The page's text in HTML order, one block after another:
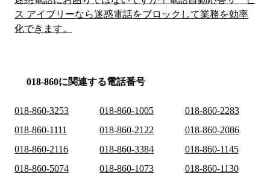
ス アイブリーなら迷惑電話をブロックして業務を効率
化できます。
018-860に関連する電話番号
018-860-3253 018-860-1005
018-860-2283
018-860-1111
018-860-2122
018-860-2086
018-860-2116
018-860-3384
018-860-1145
018-860-5074
018-860-1073
018-860-1130